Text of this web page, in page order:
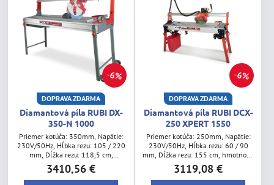
6%
DOPRAVA ZDARMA
Diamantová píla RUBI DX-
350-N 1000
Priemer kotúča: 350mm, Napätie:
230V/50Hz, Hĺbka rezu: 105 / 220
mm, Dĺžka rezu: 118,5 cm,
hmotnosť: 100,5 kg
3410,56 €
6%
DOPRAVA ZDARMA
Diamantová píla RUBI DCX-
250 XPERT 1550
Priemer kotúča: 250mm, Napätie:
230V/50Hz, Hĺbka rezu: 60 / 90
mm, Dĺžka rezu: 155 cm, hmotnosť:
86 kg
3119,08 €